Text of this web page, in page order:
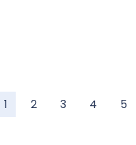
1 2 3 4 5